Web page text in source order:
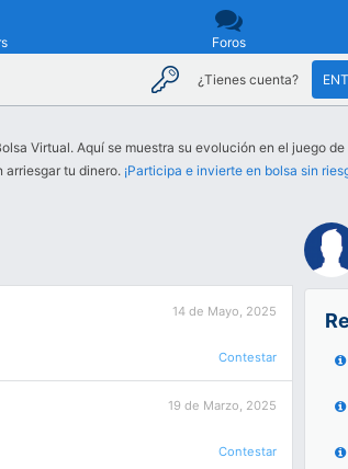
Foros
¿Tienes cuenta?
Virtual. Aquí se muestra su evolución en el juego de
arriesgar tu dinero. ¡Participa e invierte en bolsa sin
14 de Mayo, 2025
Contestar
19 de Marzo, 2025
Contestar